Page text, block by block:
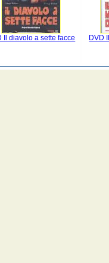
Il diavolo a sette facce DVD